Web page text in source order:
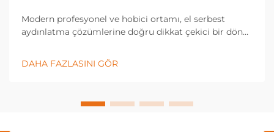
Modern profesyonel ve hobici ortamı, el serbest
aydınlatma çözümlerine doğru dikkat çekici bir dönüş
kişisel uygulamalarda vazgeçilmez bir araç haline
geldi. Bu yenilikçi aydınlatma...
DAHA FAZLASINI GÖR